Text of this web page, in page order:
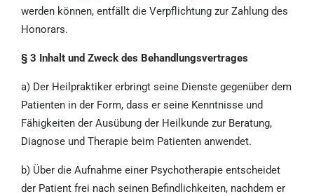
werden können, entfällt die Verpflichtung zur Zahlung des
Honorars.
§ 3 Inhalt und Zweck des Behandlungsvertrages
a) Der Heilpraktiker erbringt seine Dienste gegenüber dem
Patienten in der Form, dass er seine Kenntnisse und
Fähigkeiten der Ausübung der Heilkunde zur Beratung,
Diagnose und Therapie beim Patienten anwendet.
b) Über die Aufnahme einer Psychotherapie entscheidet
der Patient frei nach seinen Befindlichkeiten, nachdem er